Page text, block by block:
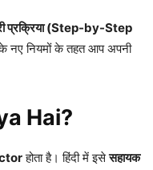
प्रक्रिया (Step-by-Step
नए नियमों के तहत आप अपनी
Hai?
होता है। हिंदी में इसेसहायक